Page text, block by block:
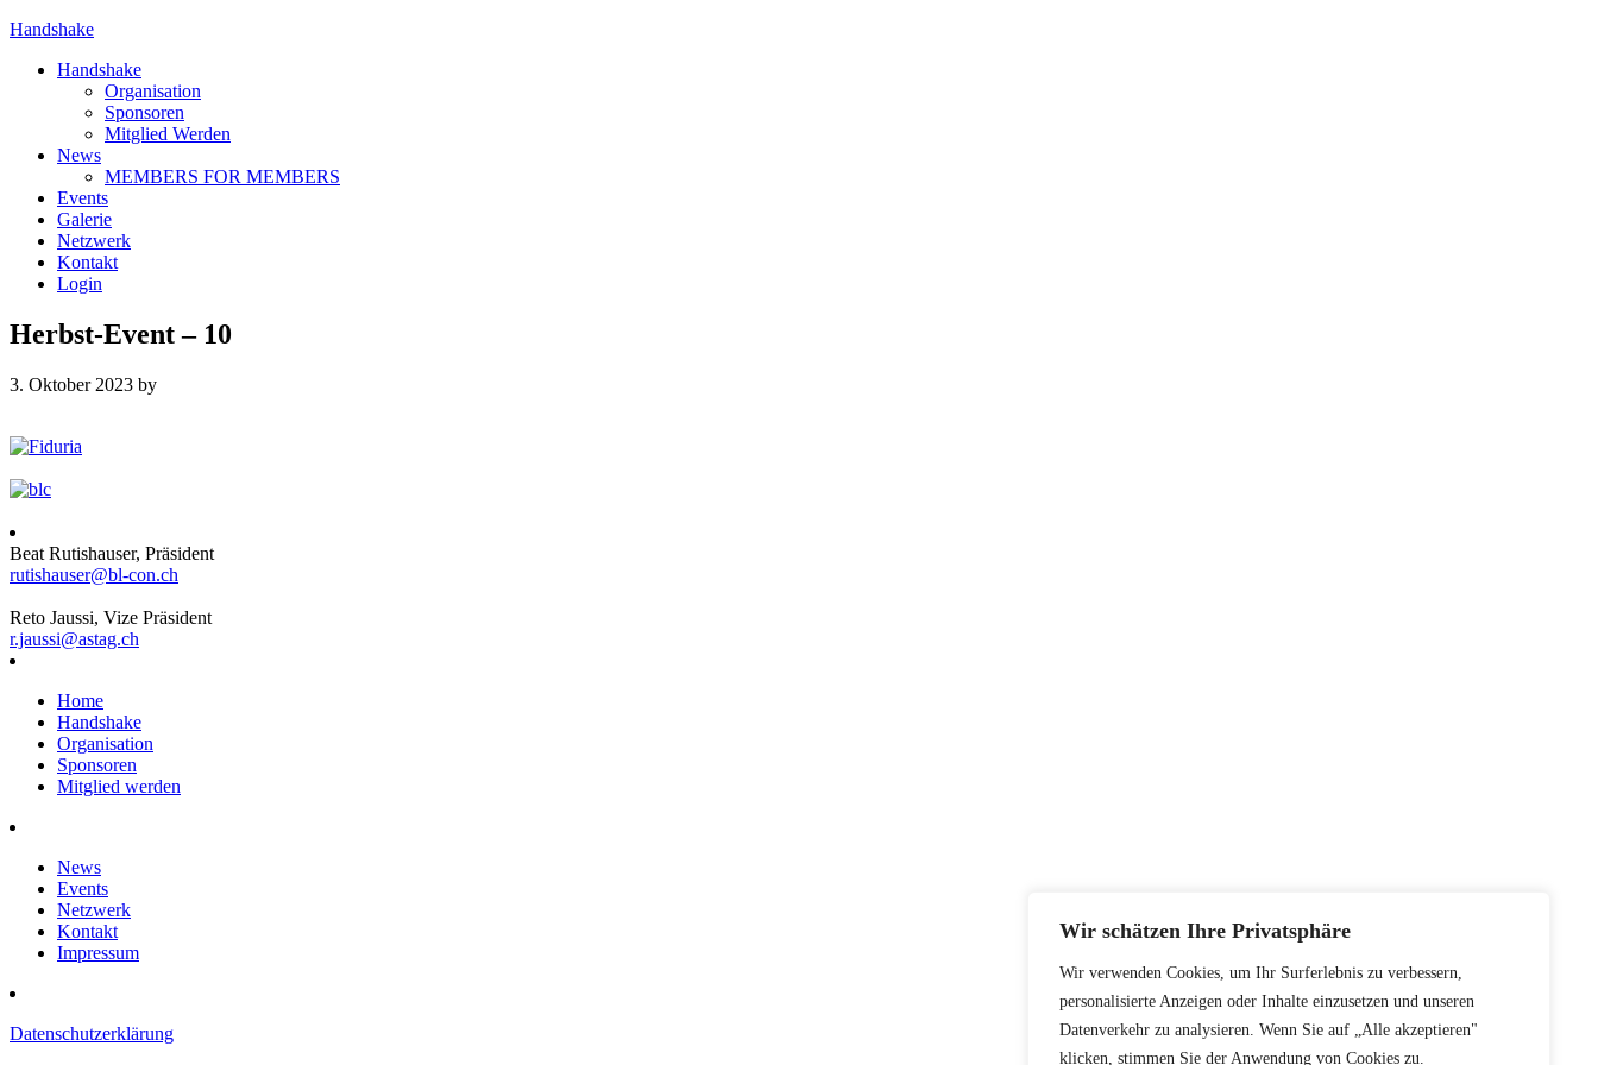
Wir schätzen Ihre Privatsphäre
Wir verwenden Cookies, um Ihr Surferlebnis zu verbessern,
personalisierte Anzeigen oder Inhalte einzusetzen und unseren
Datenverkehr zu analysieren. Wenn Sie auf „Alle akzeptieren"
klicken, stimmen Sie der Anwendung von Cookies zu.
Handshake
Handshake
Organisation
Sponsoren
Mitglied Werden
News
MEMBERS FOR MEMBERS
Events
Galerie
Netzwerk
Kontakt
Login
Herbst-Event – 10
3. Oktober 2023 by
Beat Rutishauser, Präsident
rutishauser@bl-con.ch
Reto Jaussi, Vize Präsident
r.jaussi@astag.ch
Home
Handshake
Organisation
Sponsoren
Mitglied werden
News
Events
Netzwerk
Kontakt
Impressum
Datenschutzerklärung